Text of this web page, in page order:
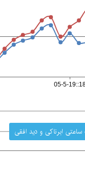
ساعتی ابرناکی و دید افقی